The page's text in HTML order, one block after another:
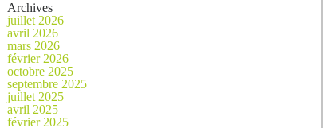
Archives
juillet 2026
avril 2026
mars 2026
février 2026
octobre 2025
septembre 2025
juillet 2025
avril 2025
février 2025